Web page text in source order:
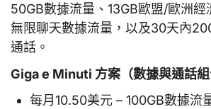
50GB數據流量、13GB歐盟/歐洲經
無限聊天數據流量，以及30天內
通話。
Giga e Minuti 方案（數據與通話組
每月10.50美元 – 100GB數據流